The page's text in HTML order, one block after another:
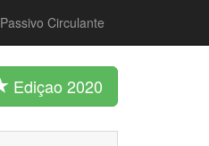
Passivo Circulante
Ediçao 2020